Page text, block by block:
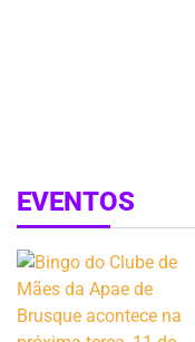
EVENTOS